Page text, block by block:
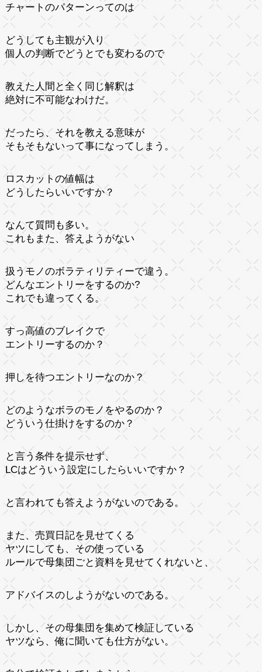
チャートのパターンってのは
どうしても主観が入り
個人の判断でどうとでも変わるので
教えた人間と全く同じ解釈は
絶対に不可能なわけだ。
だったら、それを教える意味が
そもそもないって事になってしまう。
ロスカットの値幅は
どうしたらいいですか？
なんて質問も多い。
これもまた、答えようがない
扱うモノのボラティリティーで違う。
どんなエントリーをするのか?
これでも違ってくる。
すっ高値のブレイクで
エントリーするのか？
押しを待つエントリーなのか？
どのようなボラのモノをやるのか？
どういう仕掛けをするのか？
と言う条件を提示せず、
LCはどういう設定にしたらいいですか？
と言われても答えようがないのである。
また、売買日記を見せてくる
ヤツにしても、その使っている
ルールで母集団ごと資料を見せてくれないと、
アドバイスのしようがないのである。
しかし、その母集団を集めて検証している
ヤツなら、俺に聞いても仕方がない。